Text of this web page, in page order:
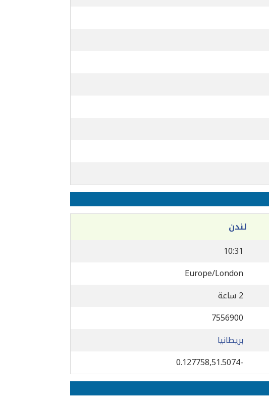
لندن
10:31
Europe/London
2 ساعة
7556900
بريطانيا
-0.127758,51.5074